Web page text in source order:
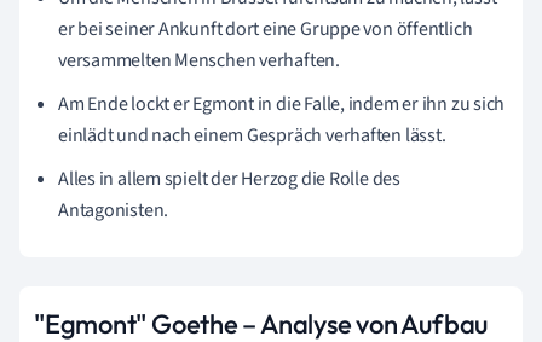
er bei seiner Ankunft dort eine Gruppe von öffentlich
versammelten Menschen verhaften.
Am Ende lockt er Egmont in die Falle, indem er ihn zu sich
einlädt und nach einem Gespräch verhaften lässt.
Alles in allem spielt der Herzog die Rolle des
Antagonisten.
"Egmont" Goethe – Analyse von Aufbau